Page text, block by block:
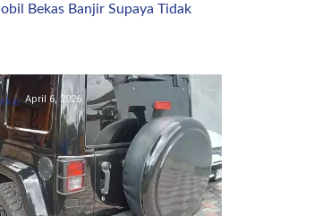
Bekas Banjir Supaya Tidak
April 6, 2026